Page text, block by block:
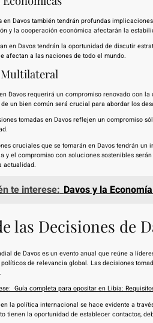
en Davos también tendrán profundas
y la cooperación económica afectarán la
en Davos tendrán la oportunidad de discutir
afectan a las naciones de todo el mundo.
Davos requerirá un compromiso renovado con
un bien común será crucial para abordar los
tomadas en Davos reflejen un compromiso
cruciales que se tomarán en Davos tendrán
y el compromiso con soluciones sostenibles
actualidad.
te interese: Davos y la
las Decisiones de
de Davos es un evento anual que reúne a
de relevancia global. Las decisiones
Guía completa para opositar en Libia:
la política internacional se hace evidente a
tienen la oportunidad de establecer contactos,